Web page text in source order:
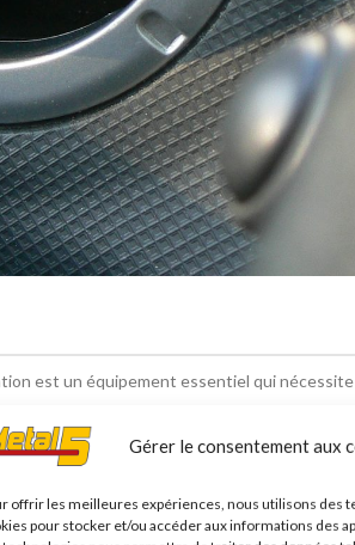
Gérer le consentement aux
offrir les meilleures expériences, nous utilisons des
pour stocker et/ou accéder aux informations des
est un équipement essentiel qui
le coup de chaud !